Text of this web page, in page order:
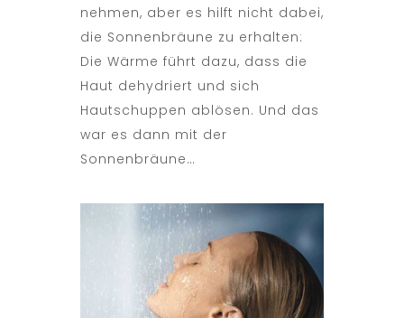
nehmen, aber es hilft nicht dabei,
die Sonnenbräune zu erhalten:
Die Wärme führt dazu, dass die
Haut dehydriert und sich
Hautschuppen ablösen. Und das
war es dann mit der
Sonnenbräune…